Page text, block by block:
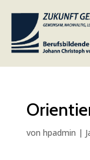
von hpadmin |